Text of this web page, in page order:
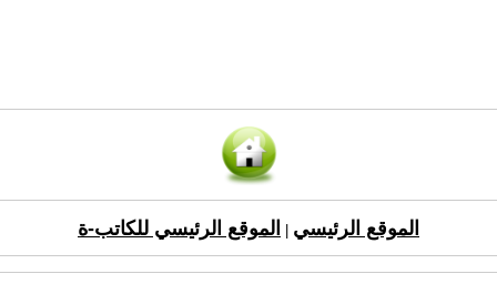
الموقع الرئيسي الموقع الرئيسي للكاتب-ة